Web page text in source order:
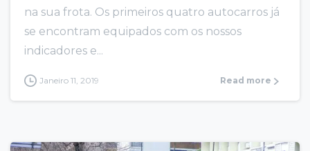
na sua frota. Os primeiros quatro autocarros já
se encontram equipados com os nossos
indicadores e...
Janeiro 11, 2019 Read more